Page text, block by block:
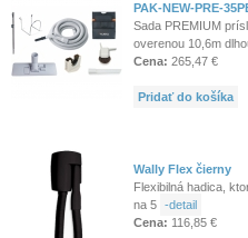
PAK-NEW-PRE-
Sada PREMIUM
overenou 10,6m
Cena: 265,47 €
Pridať do košíka
Wally Flex čierny
Flexibilná hadica,
na 5 -detail
Cena: 116,85 €